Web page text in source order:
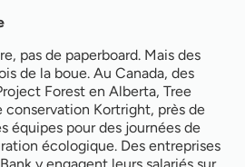
pas de paperboard. Mais des
de la boue. Au Canada, des
Forest en Alberta, Tree
conservation Kortright, près de
équipes pour des journées de
écologique. Des entreprises